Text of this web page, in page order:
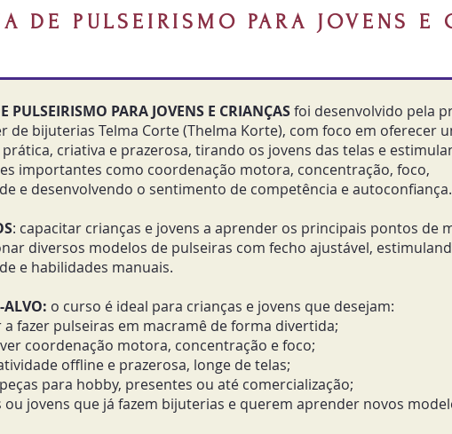
DE PULSEIRISMO PARA JOVENS E
PULSEIRISMO PARA JOVENS E CRIANÇASfoi desenvolvido pela
de bijuterias Telma Corte (Thelma Korte), com foco em oferecer
criativa e prazerosa, tirando os jovens das telas e
importantes como coordenação motora, concentração, foco,
e desenvolvendo o sentimento de competência e autoconfiança.
: capacitar crianças e jovens a aprender os principais pontos de
diversos modelos de pulseiras com fecho ajustável,
e habilidades manuais.
ALVO: o curso é ideal para crianças e jovens que desejam:
fazer pulseiras em macramê de forma divertida;
coordenação motora, concentração e foco;
offline e prazerosa, longe de telas;
para hobby, presentes ou até comercialização;
ou jovens que já fazem bijuterias e querem aprender novos